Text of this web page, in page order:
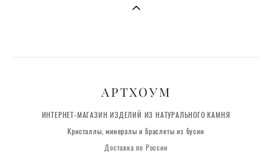
АРТХОУМ
ИНТЕРНЕТ-МАГАЗИН ИЗДЕЛИЙ ИЗ НАТУРАЛЬНОГО КАМНЯ
Кристаллы, минералы и браслеты из бусин
Доставка по России